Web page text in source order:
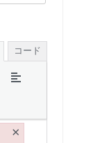
コード
×